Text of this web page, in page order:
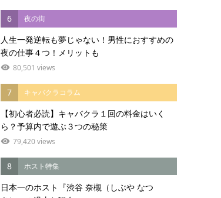
6 夜の街
人生一発逆転も夢じゃない！男性におすすめの
夜の仕事４つ！メリットも
80,501 views
7 キャバクラコラム
【初心者必読】キャバクラ１回の料金はいく
ら？予算内で遊ぶ３つの秘策
79,420 views
8 ホスト特集
日本一のホスト『渋谷 奈槻（しぶや なつ